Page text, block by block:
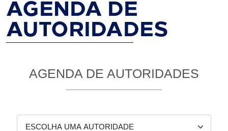
AGENDA DE
AUTORIDADES
AGENDA DE AUTORIDADES